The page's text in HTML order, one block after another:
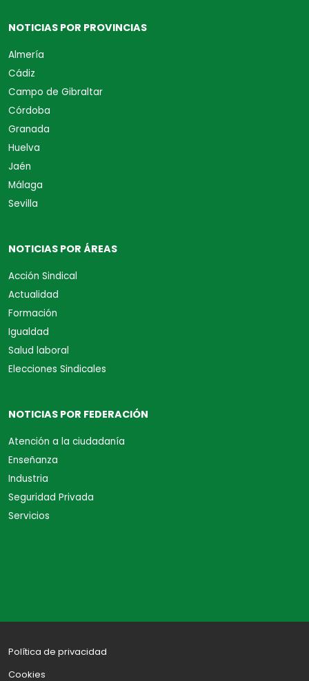
NOTICIAS POR PROVINCIAS
Almería
Cádiz
Campo de Gibraltar
Córdoba
Granada
Huelva
Jaén
Málaga
Sevilla
NOTICIAS POR ÁREAS
Acción Sindical
Actualidad
Formación
Igualdad
Salud laboral
Elecciones Sindicales
NOTICIAS POR FEDERACIÓN
Atención a la ciudadanía
Enseñanza
Industria
Seguridad Privada
Servicios
Política de privacidad
Cookies